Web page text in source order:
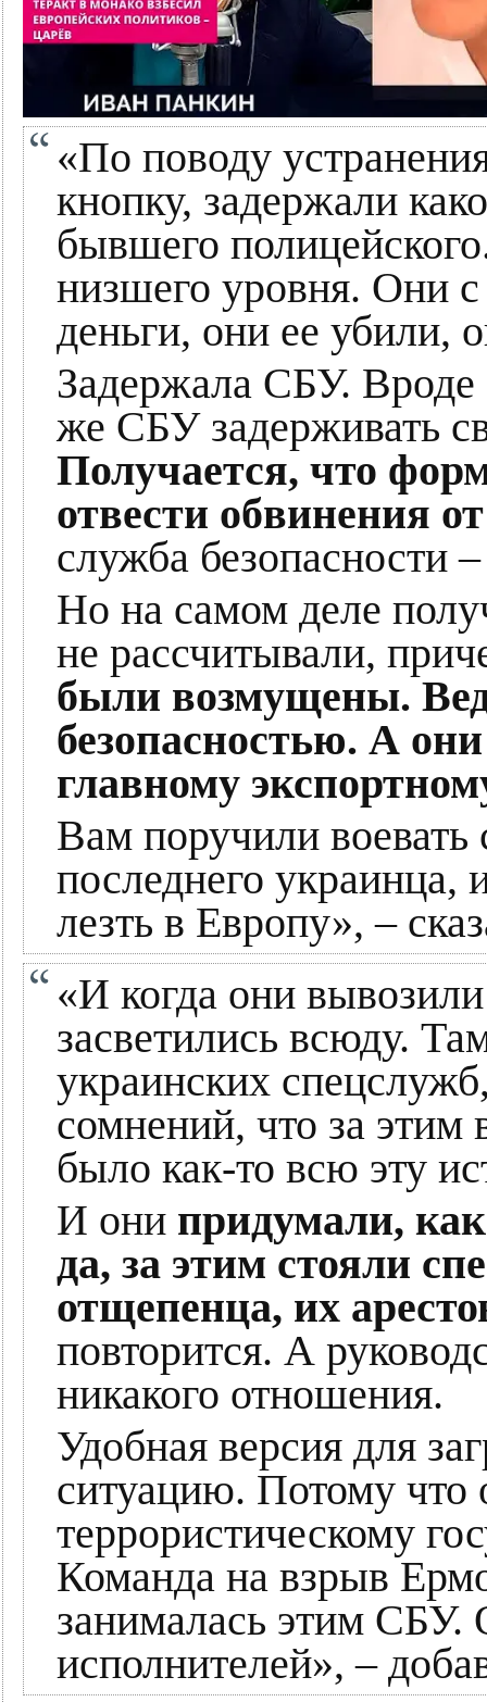
«По поводу
кнопку, задержали
бывшего
низшего уровня. Они
деньги, они ее убили,
Задержала СБУ.
же СБУ задерживать
Получается, что
отвести обвинения
служба безопасности
Но на самом деле
не рассчитывали,
были возмущены.
безопасностью. А
главному
Вам поручили
последнего украинца,
лезть в Европу», –
«И когда они
засветились всюду.
украинских
сомнений, что за
было как-то всю эту
И они придумали,
да, за этим стояли
отщепенца, их
повторится. А
никакого отношения.
Удобная версия для
ситуацию. Потому что
террористическому
Команда на взрыв
занималась этим СБУ.
исполнителей», –